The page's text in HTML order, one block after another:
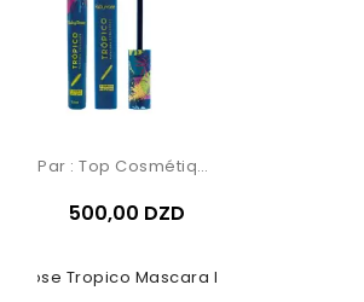
Rose Tropico Mascara Power...
Par : Top Cosmétiques
500,00 DZD